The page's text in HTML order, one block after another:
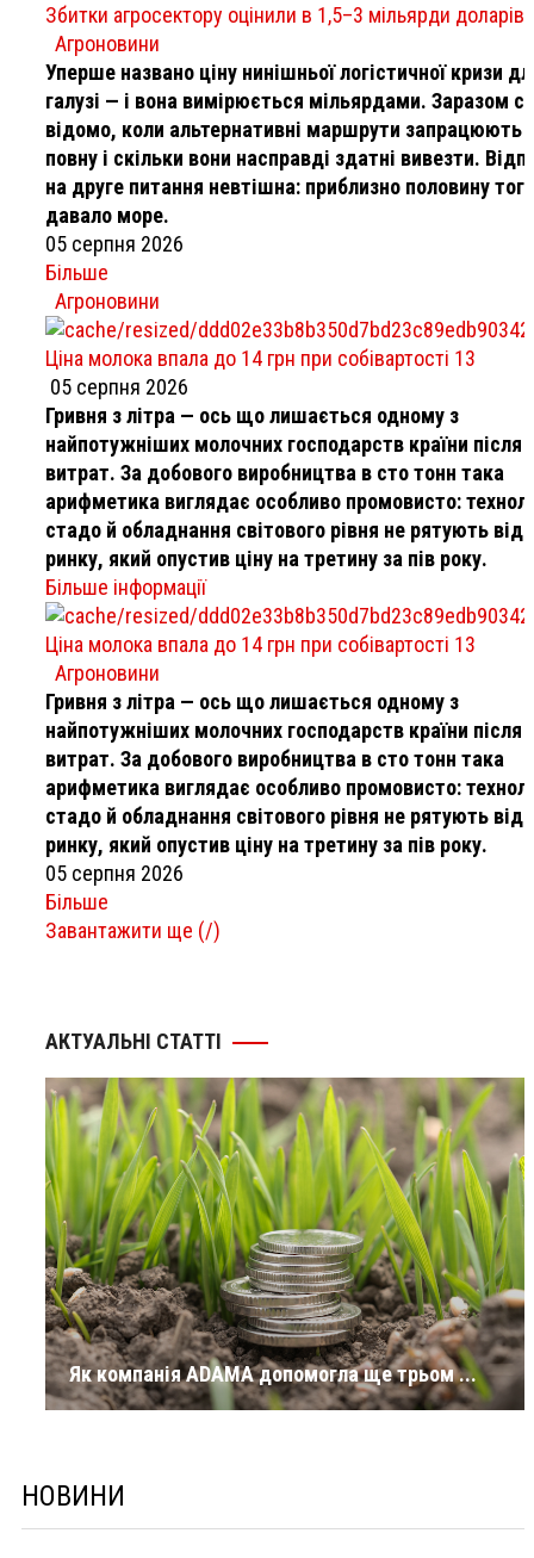
Збитки агросектору оцінили в 1,5–3 мільярди доларів
Агроновини
Уперше названо ціну нинішньої логістичної кризи
галузі — і вона вимірюється мільярдами. Заразом
відомо, коли альтернативні маршрути запрацюють
повну і скільки вони насправді здатні вивезти.
на друге питання невтішна: приблизно половину
давало море.
05 серпня 2026
Більше
Агроновини
Ціна молока впала до 14 грн при собівартості 13
05 серпня 2026
Гривня з літра — ось що лишається одному з
найпотужніших молочних господарств країни після
витрат. За добового виробництва в сто тонн така
арифметика виглядає особливо промовисто:
стадо й обладнання світового рівня не рятують від
ринку, який опустив ціну на третину за пів року.
Більше інформації
Ціна молока впала до 14 грн при собівартості 13
Агроновини
Гривня з літра — ось що лишається одному з
найпотужніших молочних господарств країни після
витрат. За добового виробництва в сто тонн така
арифметика виглядає особливо промовисто:
стадо й обладнання світового рівня не рятують від
ринку, який опустив ціну на третину за пів року.
05 серпня 2026
Більше
Завантажити ще (/)
АКТУАЛЬНІ СТАТТІ
Як компанія ADAMA допомогла ще трьом ...
НОВИНИ